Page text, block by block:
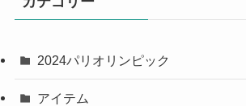
2024パリオリンピック
アイテム